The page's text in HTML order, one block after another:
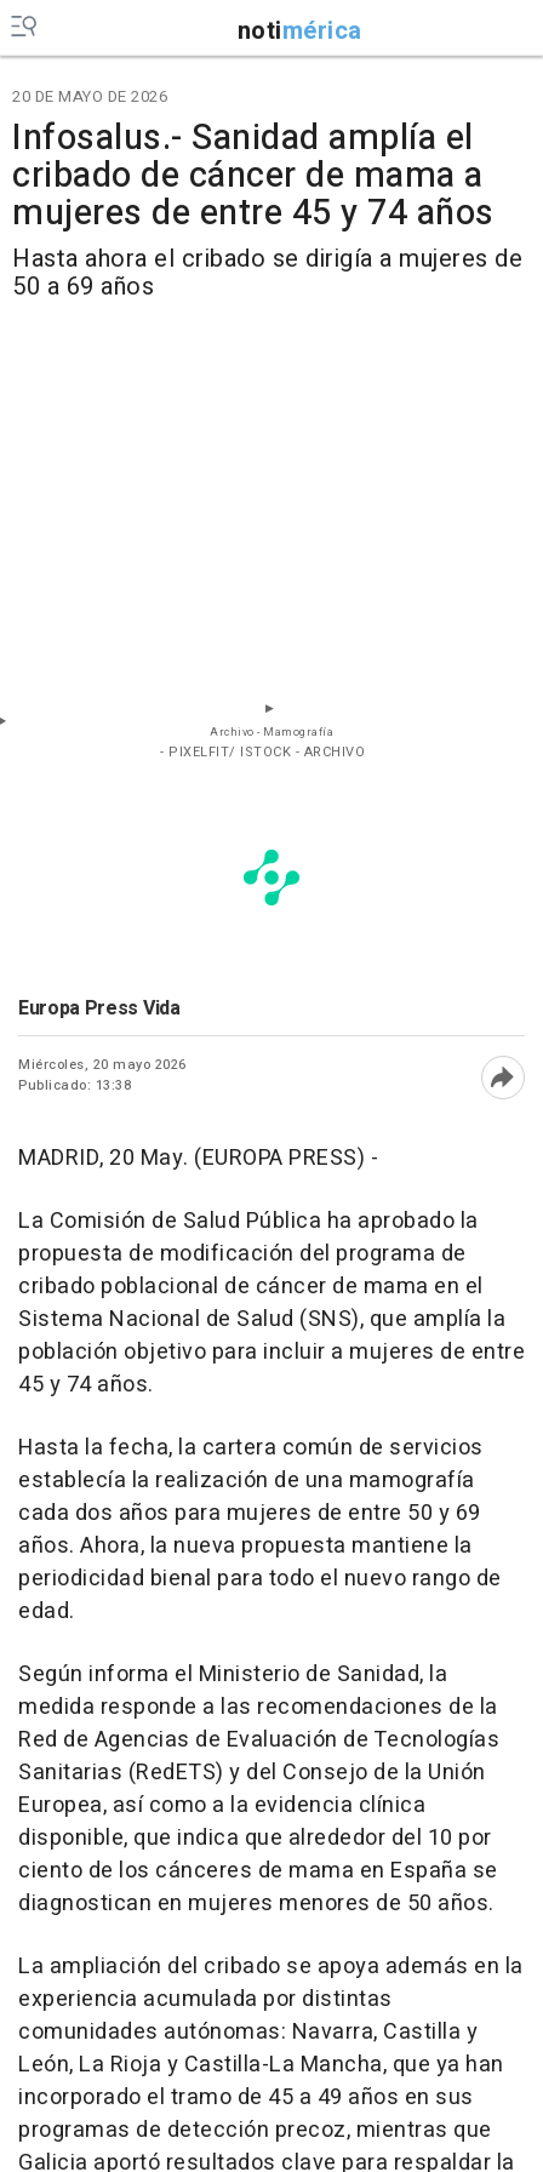
notimérica
20 DE MAYO DE 2026
Infosalus.- Sanidad amplía el
cribado de cáncer de mama a
mujeres de entre 45 y 74 años
Hasta ahora el cribado se dirigía a mujeres de
50 a 69 años
Archivo - Mamografía
- PIXELFIT/ ISTOCK - ARCHIVO
Europa Press Vida
Miércoles, 20 mayo 2026
Publicado: 13:38
MADRID, 20 May. (EUROPA PRESS) -
La Comisión de Salud Pública ha aprobado la
propuesta de modificación del programa de
cribado poblacional de cáncer de mama en el
Sistema Nacional de Salud (SNS), que amplía la
población objetivo para incluir a mujeres de entre
45 y 74 años.
Hasta la fecha, la cartera común de servicios
establecía la realización de una mamografía
cada dos años para mujeres de entre 50 y 69
años. Ahora, la nueva propuesta mantiene la
periodicidad bienal para todo el nuevo rango de
edad.
Según informa el Ministerio de Sanidad, la
medida responde a las recomendaciones de la
Red de Agencias de Evaluación de Tecnologías
Sanitarias (RedETS) y del Consejo de la Unión
Europea, así como a la evidencia clínica
disponible, que indica que alrededor del 10 por
ciento de los cánceres de mama en España se
diagnostican en mujeres menores de 50 años.
La ampliación del cribado se apoya además en la
experiencia acumulada por distintas
comunidades autónomas: Navarra, Castilla y
León, La Rioja y Castilla-La Mancha, que ya han
incorporado el tramo de 45 a 49 años en sus
programas de detección precoz, mientras que
Galicia aportó resultados clave para respaldar la